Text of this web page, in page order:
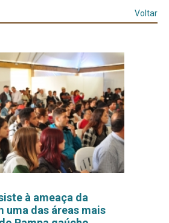
Voltar
à ameaça da
uma das áreas mais